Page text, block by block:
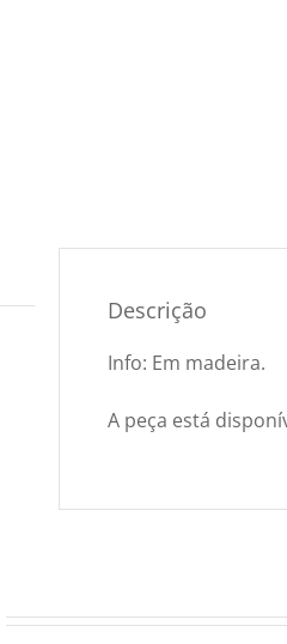
Descrição
Info: Em madeira.
A peça está